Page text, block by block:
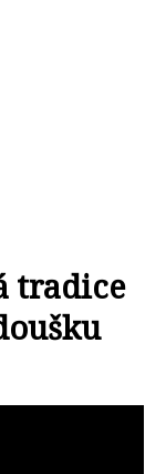
tradice